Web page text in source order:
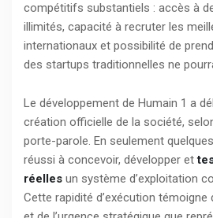
compétitifs substantiels : accès à
illimités, capacité à recruter les
internationaux et possibilité de
des startups traditionnelles ne
Le développement de Humain 1 a
création officielle de la société,
porte-parole. En seulement
réussi à concevoir, développer et
réelles un système d’exploitation
Cette rapidité d’exécution